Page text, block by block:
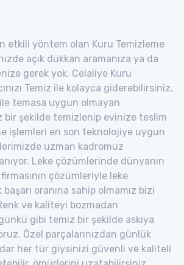
etkili yöntem olan Kuru Temizleme
açık dükkan aramanıza ya da
gerek yok. Celaliye Kuru
Temiz ile kolayca giderebilirsiniz.
temasa uygun olmayan
şekilde temizlenip evinize teslim
işlemleri en son teknolojiye uygun
uzman kadromuz
Leke çözümlerinde dünyanın
çözümleriyle leke
oranına sahip olmamız bizi
Renk ve kaliteyi bozmadan
gibi temiz bir şekilde askıya
Özel parçalarınızdan günlük
her tür giysinizi güvenli ve kaliteli